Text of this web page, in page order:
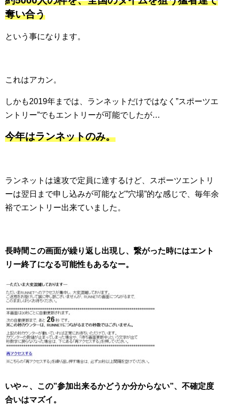
奪い合う
という事になります。
これはアカン。
しかも2019年までは、ランネットだけではなく”スポーツエ
ントリー”でもエントリーが可能でしたが…
今年はランネットのみ。
ランネットは速攻で定員に達するけど、スポーツエントリ
ーは翌日まで申し込みが可能など”穴場”的な感じで、毎年余
裕でエントリー出来ていました。
長時間この画面が繰り返し出現し、繋がった時にはエント
リー終了になる可能性もあるなー。
いや～、この”参加出来るかどうか分からない”、不確定度
合いはマズイ。